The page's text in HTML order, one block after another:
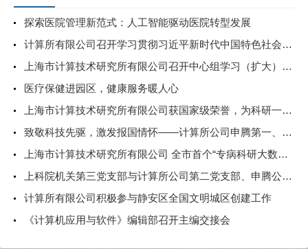
探索医院管理新范式：人工智能驱动医院转型发展
计算所有限公司召开学习贯彻习近平新时代中国特色社会主义思想主题教育中心组学习（扩大）会——领导班子讲专题党课
上海市计算技术研究所有限公司召开中心组学习（扩大）会——专题学习习近平论坚持总体国家安全观
医疗保健进园区，健康服务暖人心
上海市计算技术研究所有限公司获国家级荣誉，为科研一线点赞
致敬科技先驱，激发报国情怀——计算所公司申腾第一、第二支部和计算所公司第四党支部开展主题党日党支部联组学习
上海市计算技术研究所有限公司 全市首个“专病科研大数据标准化试点”项目通过验收
上科院机关第三党支部与计算所公司第二党支部、申腾公司第一、第二党支部开展党建联建活动
计算所有限公司积极参与静安区全国文明城区创建工作
《计算机应用与软件》编辑部召开主编交接会